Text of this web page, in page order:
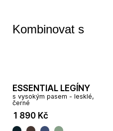
Kombinovat s
ESSENTIAL LEGÍNY
s vysokým pasem - lesklé,
černé
1 890 Kč